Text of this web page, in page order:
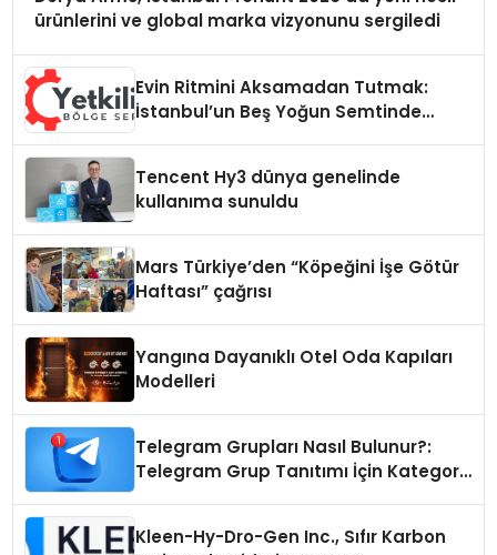
ürünlerini ve global marka vizyonunu sergiledi
Evin Ritmini Aksamadan Tutmak:
İstanbul’un Beş Yoğun Semtinde
Tencent Hy3 dünya genelinde
kullanıma sunuldu
Mars Türkiye’den “Köpeğini İşe Götür
Haftası” çağrısı
Yangına Dayanıklı Otel Oda Kapıları
Modelleri
Telegram Grupları Nasıl Bulunur?:
Telegram Grup Tanıtımı İçin Kategori
Kleen-Hy-Dro-Gen Inc., Sıfır Karbon